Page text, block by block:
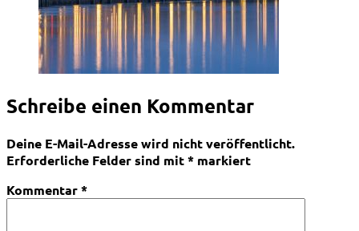
Schreibe einen Kommentar
Deine E-Mail-Adresse wird nicht veröffentlicht.
Erforderliche Felder sind mit* markiert
Kommentar*